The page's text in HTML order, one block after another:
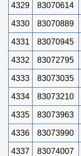
4329 83070614
4330 83070889
4331 83070945
4332 83072795
4333 83073035
4334 83073210
4335 83073963
4336 83073990
4337 83074007